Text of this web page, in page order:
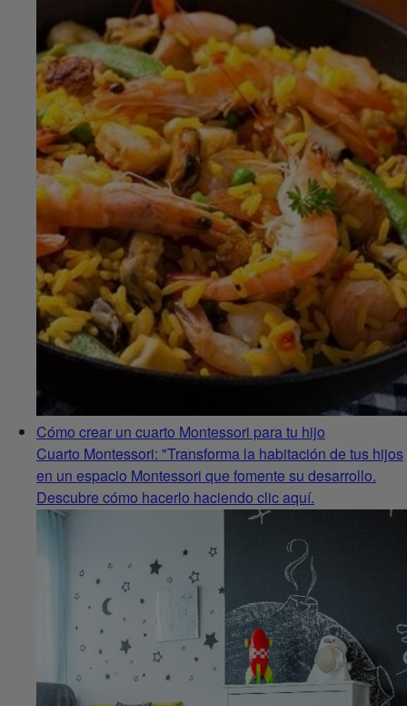
Cómo crear un cuarto Montessori para tu hijo
Cuarto Montessori: "Transforma la habitación de tus hijos
en un espacio Montessori que fomente su desarrollo.
Descubre cómo hacerlo haciendo clic aquí.